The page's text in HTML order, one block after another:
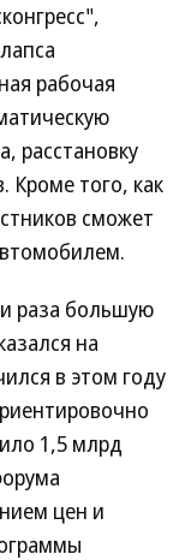
рабочая
расстановку
того, как
сможет
раза большую
на
в этом году
1,5 млрд
цен и